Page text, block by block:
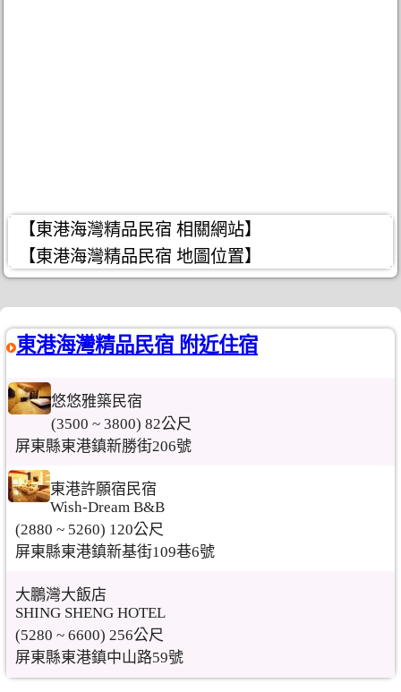
【東港海灣精品民宿 相關網站】
【東港海灣精品民宿 地圖位置】
東港海灣精品民宿 附近住宿
悠悠雅築民宿
(3500 ~ 3800) 82公尺
屏東縣東港鎮新勝街206號
東港許願宿民宿
Wish-Dream B&B
(2880 ~ 5260) 120公尺
屏東縣東港鎮新基街109巷6號
大鵬灣大飯店
SHING SHENG HOTEL
(5280 ~ 6600) 256公尺
屏東縣東港鎮中山路59號